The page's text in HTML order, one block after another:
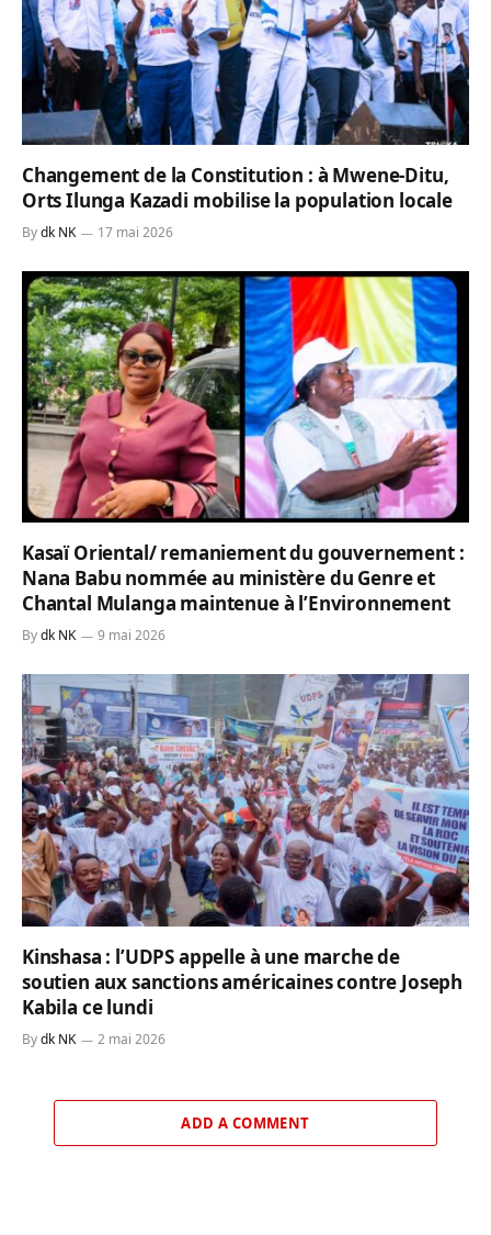
Changement de la Constitution : à Mwene-Ditu,
Orts Ilunga Kazadi mobilise la population locale
Bydk NK 17 mai 2026
Kasaï Oriental/ remaniement du gouvernement :
Nana Babu nommée au ministère du Genre et
Chantal Mulanga maintenue à l’Environnement
Bydk NK 9 mai 2026
Kinshasa : l’UDPS appelle à une marche de
soutien aux sanctions américaines contre Joseph
Kabila ce lundi
Bydk NK 2 mai 2026
ADD A COMMENT